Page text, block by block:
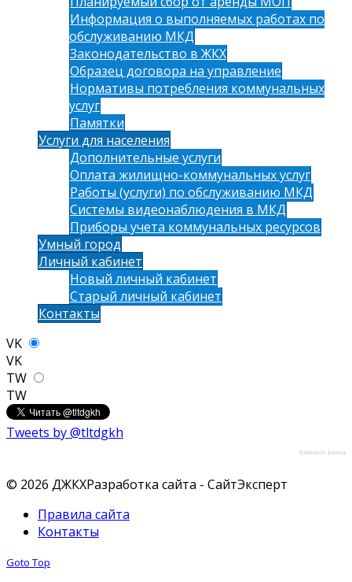
Информация о выполняемых работах по
обслуживанию МКД
Законодательство в ЖКХ
Образец договора на управление
Нормативы потребления коммунальных
услуг
Памятки
Услуги для населения
Дополнительные услуги
Оплата жилищно-коммунальных услуг
Работы (услуги) по обслуживанию МКД
Системы видеонаблюдения в МКД
Приборы учета коммунальных ресурсов
Умный город
Личный кабинет
Новый личный кабинет
Старый личный кабинет
Контакты
VK
VK
TW
TW
Tweets by @tltdgkh
Extension Joomla
© 2026 ДЖКХРазработка сайта - СайтЭксперт
Правила сайта
Контакты
Goto Top